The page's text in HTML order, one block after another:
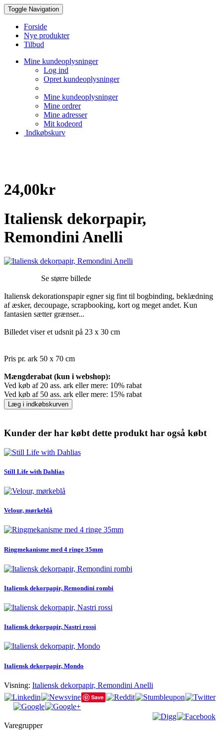
Toggle Navigation
Forside
Nye produkter
Tilbud
Mine kundeoplysninger
Log ind
Opret kundeoplysninger
Mine kundeoplysninger
Mine ordrer
Mine adresser
Mit kodeord
Indkøbskurv
24,00kr
Italiensk dekorpapir,
Remondini Anelli
Se større billede
Italiensk dekorationspapir egner sig fint til bogbinding, beklædning
af æsker, decoupage, scrapbooking, kort og meget andet. Kun
fantasien sætter grænser...
Billedet viser et udsnit på 23 x 30 cm
Pris pr. ark 50 x 70 cm
Mængderabat (kun i webshop):
Ved køb af 20 ass. ark eller mere: 10% rabat
Ved køb af 50 ass. ark eller mere: 15% rabat
Læg i indkøbskurven
Kunder der har købt dette produkt har også købt
Still Life with Dahlias
Velour, mørkeblå
Ringmekanisme med 4 ringe 35mm
Italiensk dekorpapir, Remondini rombi
Italiensk dekorpapir, Nastri rossi
Italiensk dekorpapir, Mondo
Visning: Italiensk dekorpapir, Remondini Anelli
Save
Varegrupper